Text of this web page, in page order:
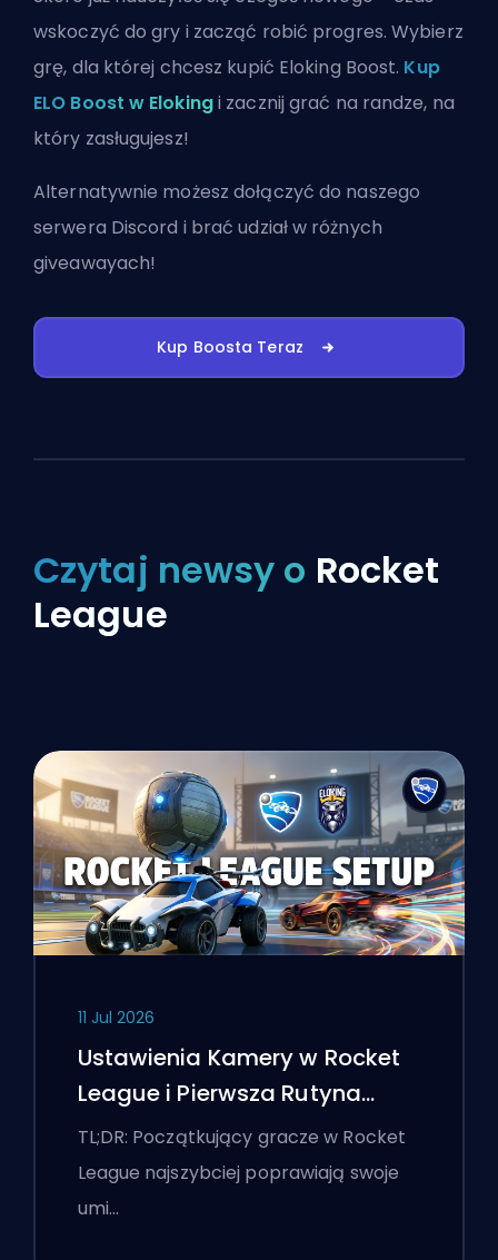
wskoczyć do gry i zacząć robić progres. Wybierz
grę, dla której chcesz kupić Eloking Boost. Kup
ELO Boost w Elokingi zacznij grać na randze, na
który zasługujesz!
Alternatywnie możeszdołączyć do naszego
serwera Discord i brać udział w różnych
giveawayach!
Kup Boosta Teraz
Czytaj newsy o Rocket
League
11 Jul 2026
Ustawienia Kamery w Rocket
League i Pierwsza Rutyna
Treningowa
TL;DR: Początkujący gracze w Rocket
League najszybciej poprawiają swoje
umi…